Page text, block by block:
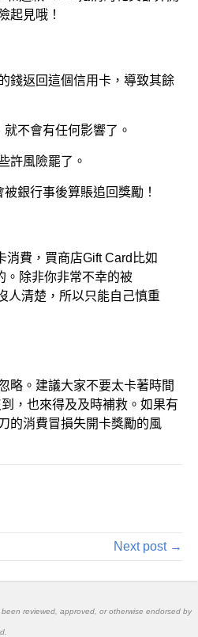
起見哦！
錢返回這個信用卡，導致其餘
不會有任何影響了。
許風險罷了。
銀行事後算賬追回獎勵！
費，買商店Gift Card比如
。除非你非常不幸的被
人清楚，所以只能自己慎重
略。建議大家不要太卡著時間
，也來得及及時補救。如果有
的消費冒損失開卡獎勵的風
Next post →
reviewed, approved, or otherwise endorsed by